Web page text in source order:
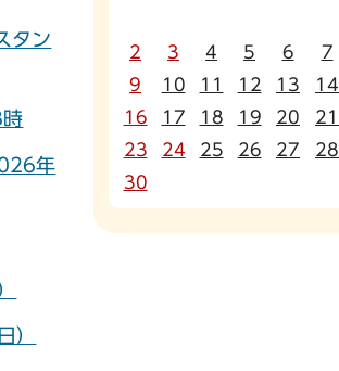
2
3 4 5 6 7
9
10 11 12 13 14
16
17 18 19 20 21
23
24 25 26 27 28
30
タン
年
）